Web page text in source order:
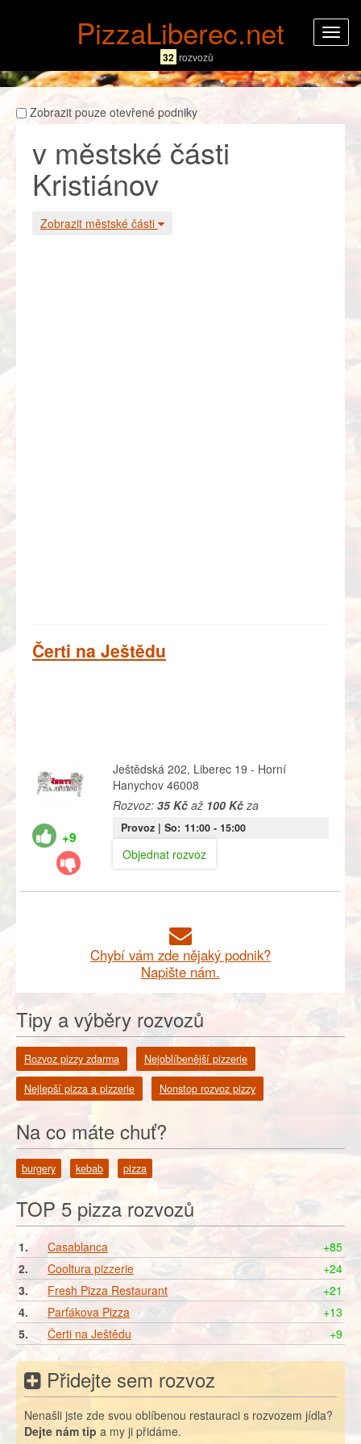
PizzaLiberec.net
32 rozvozů
Zobrazit pouze otevřené podniky
v městské části
Kristiánov
Zobrazit městské části
Čerti na Ještědu
+9
Ještědská 202, Liberec 19 - Horní
Hanychov 46008
Rozvoz: 35 Kčaž 100 Kčza
Provoz | So: 11:00- 15:00
Objednat rozvoz
Chybí vám zde nějaký podnik?
Napište nám.
Tipy a výběry rozvozů
Rozvoz pizzy zdarma Nejoblíbenější pizzerie
Nejlepší pizza a pizzerie Nonstop rozvoz pizzy
Na co máte chuť?
burgery kebab pizza
TOP 5 pizza rozvozů
1. Casablanca
+85
2.
Cooltura pizzerie
+24
3.
Fresh Pizza Restaurant
+21
4.
Parťákova Pizza
+13
5.
Čerti na Ještědu +9
Přidejte sem rozvoz
Nenašli jste zde svou oblíbenou restauraci s rozvozem jídla?
Dejte nám tip a my ji přidáme.